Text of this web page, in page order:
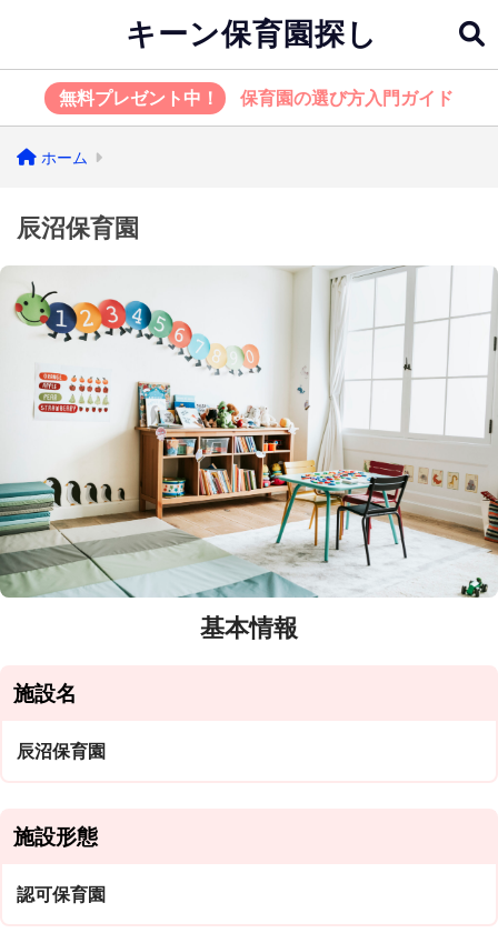
キーン保育園探し
無料プレゼント中！ 保育園の選び方入門ガイド
ホーム
辰沼保育園
基本情報
施設名
辰沼保育園
施設形態
認可保育園